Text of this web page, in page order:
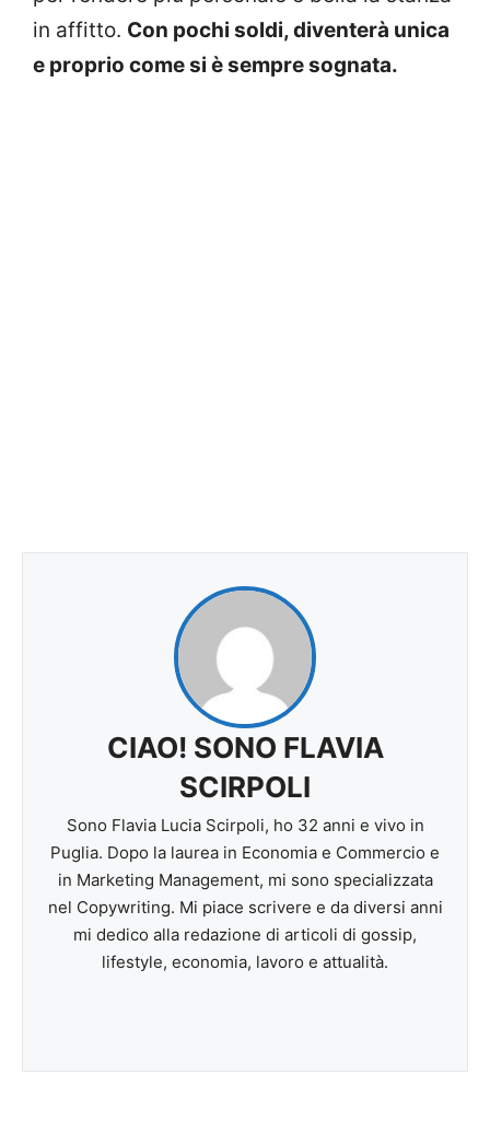
in affitto. Con pochi soldi, diventerà unica
e proprio come si è sempre sognata.
CIAO! SONO FLAVIA
SCIRPOLI
Sono Flavia Lucia Scirpoli, ho 32 anni e vivo in
Puglia. Dopo la laurea in Economia e Commercio e
in Marketing Management, mi sono specializzata
nel Copywriting. Mi piace scrivere e da diversi anni
mi dedico alla redazione di articoli di gossip,
lifestyle, economia, lavoro e attualità.